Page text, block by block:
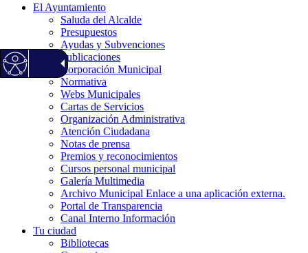
El Ayuntamiento
Saluda del Alcalde
Presupuestos
Ayudas y Subvenciones
Publicaciones
Corporación Municipal
Normativa
Webs Municipales
Cartas de Servicios
Organización Administrativa
Atención Ciudadana
Notas de prensa
Premios y reconocimientos
Cursos personal municipal
Galería Multimedia
Archivo Municipal Enlace a una aplicación externa.
Portal de Transparencia
Canal Interno Información
Tu ciudad
Bibliotecas